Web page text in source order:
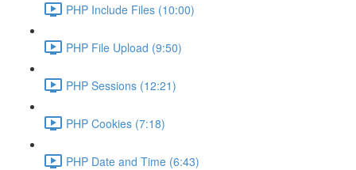
PHP Include Files (10:00)
PHP File Upload (9:50)
PHP Sessions (12:21)
PHP Cookies (7:18)
PHP Date and Time (6:43)